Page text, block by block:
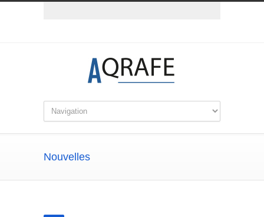
Nouvelles